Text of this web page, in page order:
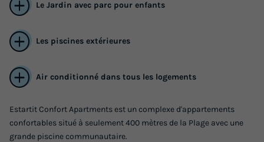
APPARTEMENT 6 personnes - A2
Le Jardin avec parc pour enfants
Les piscines extérieures
Air conditionné dans tous les logements
Estartit Confort Apartments est un complexe d'appartements
confortables situé à seulement 400 mètres de la Plage avec une
grande piscine communautaire.